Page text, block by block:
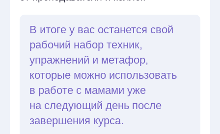
затруднения с преподавателем.
Получаете новый взгляд на
психотерапию матерей.
Методы и навыки,
которые вы освоите